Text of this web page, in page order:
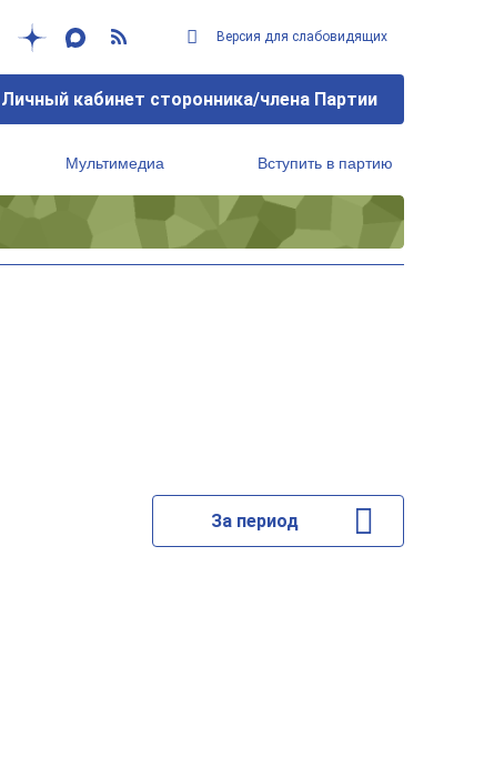
Версия для слабовидящих
Личный кабинет сторонника/члена Партии
Мультимедиа Вступить в партию
За период